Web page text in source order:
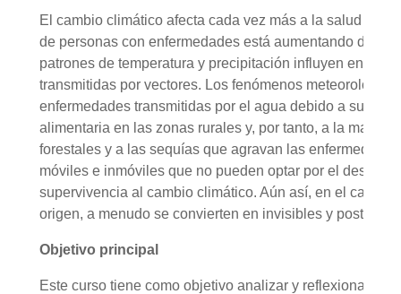
El cambio climático afecta cada vez más a la salud de
de personas con enfermedades está aumentando
patrones de temperatura y precipitación influyen en la
transmitidas por vectores. Los fenómenos
enfermedades transmitidas por el agua debido a su
alimentaria en las zonas rurales y, por tanto, a la
forestales y a las sequías que agravan las
móviles e inmóviles que no pueden optar por el
supervivencia al cambio climático. Aún así, en el caso
origen, a menudo se convierten en invisibles y
Objetivo principal
Este curso tiene como objetivo analizar y reflexionar